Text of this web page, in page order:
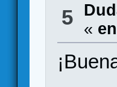
5
«